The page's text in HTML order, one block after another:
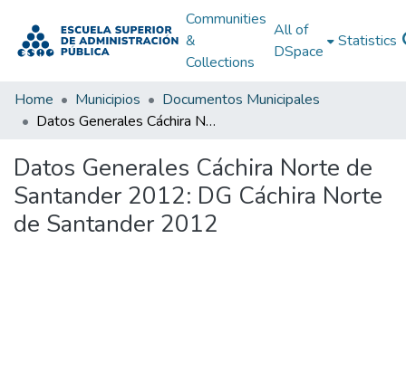
Communities
&
Collections
All of
DSpace
Statistics
Home Municipios
Documentos Municipales
Datos Generales Cáchira Norte de Santander 2012: DG Cáchira Norte de Santander 2012
Datos Generales Cáchira Norte de
Santander 2012: DG Cáchira Norte
de Santander 2012